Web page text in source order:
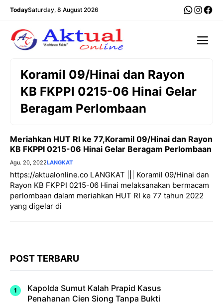
Langsung
TodaySaturday, 8 August 2026
Koramil 09/Hinai dan Rayon
KB FKPPI 0215-06 Hinai Gelar
Beragam Perlombaan
Meriahkan HUT RI ke 77,Koramil 09/Hinai dan Rayon
KB FKPPI 0215-06 Hinai Gelar Beragam Perlombaan
Agu. 20, 2022LANGKAT
https://aktualonline.co LANGKAT ||| Koramil 09/Hinai dan
Rayon KB FKPPI 0215-06 Hinai melaksanakan bermacam
perlombaan dalam meriahkan HUT RI ke 77 tahun 2022
yang digelar di
POST TERBARU
Kapolda Sumut Kalah Prapid Kasus
Penahanan Cien Siong Tanpa Bukti